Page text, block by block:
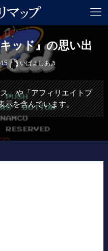
ッド』の思い出
いばよしあき
」や「アフィリエイトプ
示を含んでいます。